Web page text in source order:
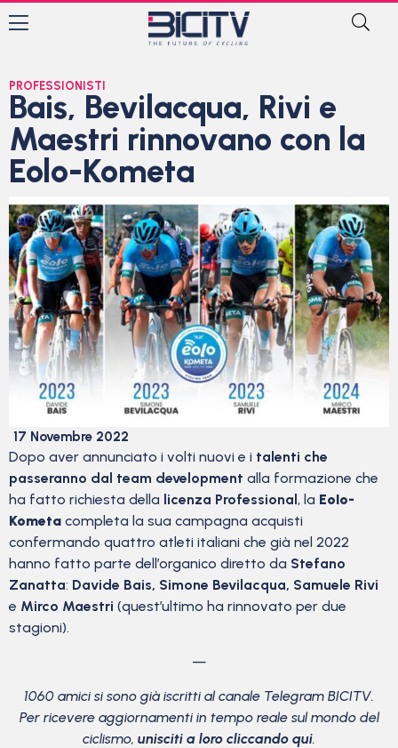
PROFESSIONISTI
Bais, Bevilacqua, Rivi e
Maestri rinnovano con la
Eolo-Kometa
17 Novembre 2022
Dopo aver annunciato i volti nuovi e i talenti che
passeranno dal team development alla formazione che
ha fatto richiesta della licenza Professional, la Eolo-
Kometa completa la sua campagna acquisti
confermando quattro atleti italiani che già nel 2022
hanno fatto parte dell’organico diretto da Stefano
Zanatta: Davide Bais, Simone Bevilacqua, Samuele Rivi
e Mirco Maestri (quest’ultimo ha rinnovato per due
stagioni).
—
1060 amici si sono già iscritti al canale Telegram BICITV.
Per ricevere aggiornamenti in tempo reale sul mondo del
ciclismo, unisciti a loro cliccando qui.